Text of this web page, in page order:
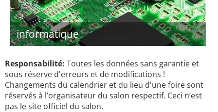
informatique
Responsabilité: Toutes les données sans garantie et
sous réserve d'erreurs et de modifications !
Changements du calendrier et du lieu d'une foire sont
réservés à l’organisateur du salon respectif. Ceci n’est
pas le site officiel du salon.